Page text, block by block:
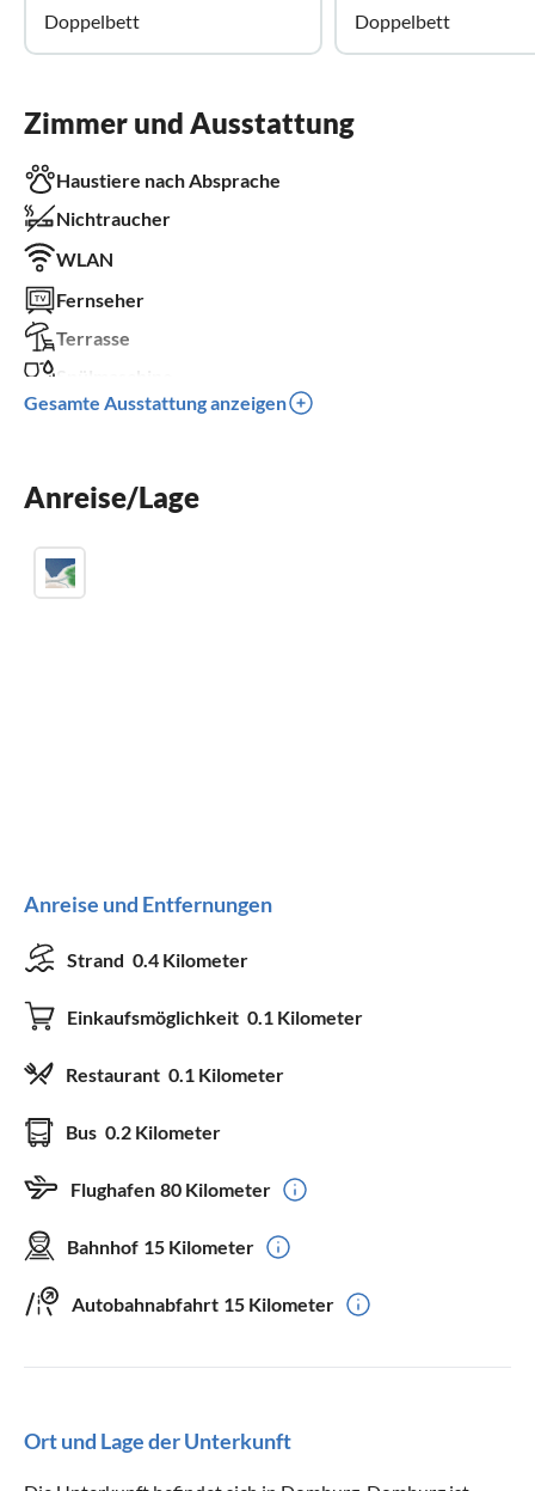
Doppelbett
Doppelbett
Zimmer und Ausstattung
Haustiere nach Absprache
Nichtraucher
WLAN
Fernseher
Terrasse
für Rollstuhl nicht geeignet
Gesamte Ausstattung anzeigen
Anreise/Lage
Anreise und Entfernungen
Strand 0.4 Kilometer
Einkaufsmöglichkeit 0.1 Kilometer
Restaurant 0.1 Kilometer
Bus 0.2 Kilometer
Flughafen 80 Kilometer
Bahnhof 15 Kilometer
Autobahnabfahrt 15 Kilometer
Ort und Lage der Unterkunft